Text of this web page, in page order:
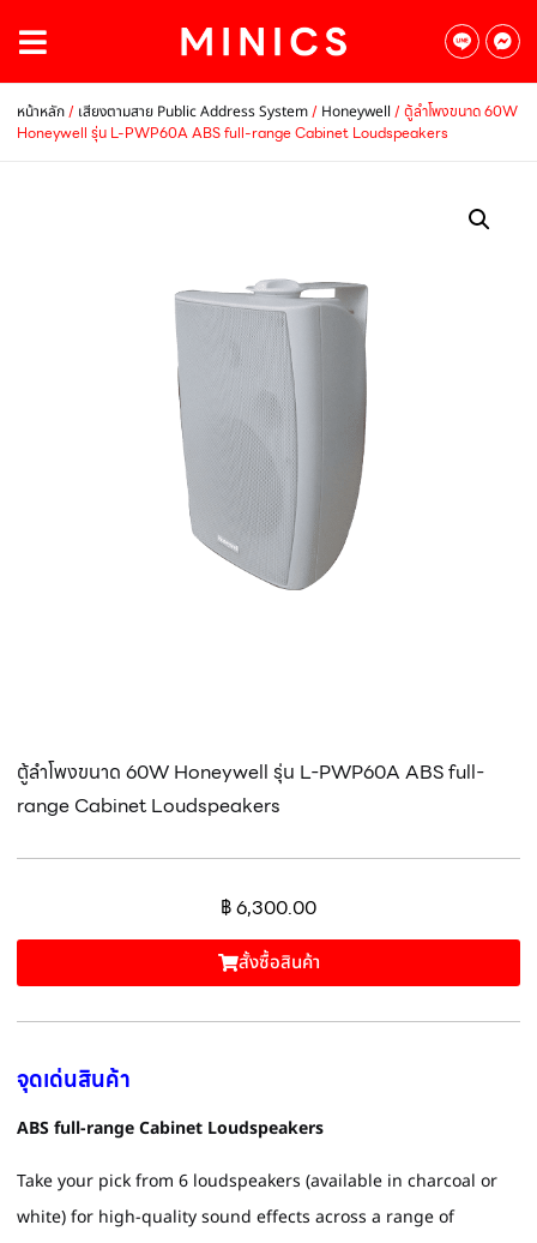
หน้าหลัก/ เสียงตามสาย Public Address System/ Honeywell / ตู้ลำโพงขนาด 60W
Honeywell รุ่น L-PWP60A ABS full-range Cabinet Loudspeakers
ตู้ลำโพงขนาด 60W Honeywell รุ่น L-PWP60A ABS full-
range Cabinet Loudspeakers
฿6,300.00
สั้งซื้อสินค้า
จุดเด่นสินค้า
ABS full-range Cabinet Loudspeakers
Take your pick from 6 loudspeakers (available in charcoal or
white) for high-quality sound effects across a range of